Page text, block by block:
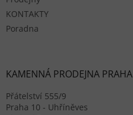
KONTAKTY
Poradna
KAMENNÁ PRODEJNA PRAHA
Přátelství 555/9
Praha 10 - Uhříněves